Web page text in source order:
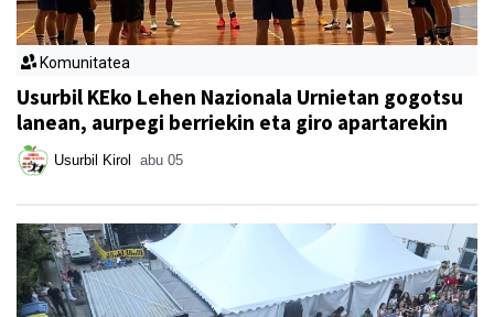
Komunitatea
Usurbil KEko Lehen Nazionala Urnietan gogotsu
lanean, aurpegi berriekin eta giro apartarekin
Usurbil Kirol abu 05